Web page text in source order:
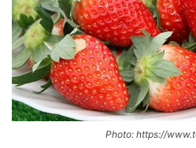
Photo: https://